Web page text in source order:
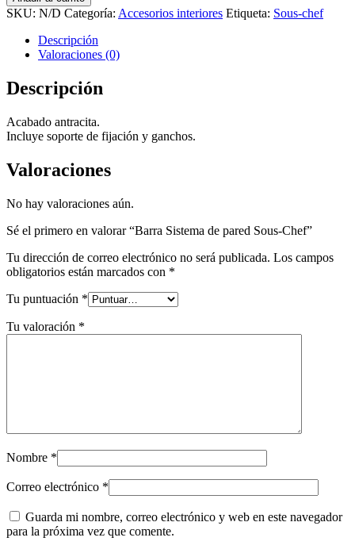
de
pared
Sous-
Chef
cantidad
SKU: N/D Categoría: Accesorios interiores Etiqueta: Sous-chef
Descripción
Valoraciones (0)
Descripción
Acabado antracita.
Incluye soporte de fijación y ganchos.
Valoraciones
No hay valoraciones aún.
Sé el primero en valorar “Barra Sistema de pared Sous-Chef”
Tu dirección de correo electrónico no será publicada. Los campos
obligatorios están marcados con *
Tu puntuación *
Tu valoración *
Nombre *
Correo electrónico *
Guarda mi nombre, correo electrónico y web en este navegador
para la próxima vez que comente.